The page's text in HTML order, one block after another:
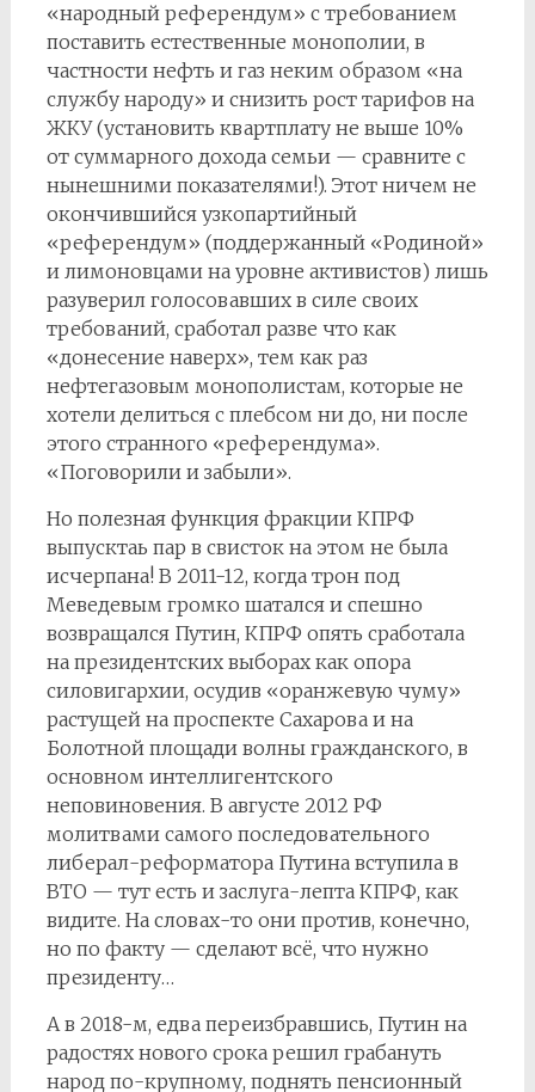
«народный референдум» с требованием
поставить естественные монополии, в
частности нефть и газ неким образом «на
службу народу» и снизить рост тарифов на
ЖКУ (установить квартплату не выше 10%
от суммарного дохода семьи — сравните с
нынешними показателями!). Этот ничем не
окончившийся узкопартийный
«референдум» (поддержанный «Родиной»
и лимоновцами на уровне активистов) лишь
разуверил голосовавших в силе своих
требований, сработал разве что как
«донесение наверх», тем как раз
нефтегазовым монополистам, которые не
хотели делиться с плебсом ни до, ни после
этого странного «референдума».
«Поговорили и забыли».
Но полезная функция фракции КПРФ
выпусктаь пар в свисток на этом не была
исчерпана! В 2011-12, когда трон под
Меведевым громко шатался и спешно
возвращался Путин, КПРФ опять сработала
на президентских выборах как опора
силовигархии, осудив «оранжевую чуму»
растущей на проспекте Сахарова и на
Болотной площади волны гражданского, в
основном интеллигентского
неповиновения. В августе 2012 РФ
молитвами самого последовательного
либерал-реформатора Путина вступила в
ВТО — тут есть и заслуга-лепта КПРФ, как
видите. На словах-то они против, конечно,
но по факту — сделают всё, что нужно
президенту…
А в 2018-м, едва переизбравшись, Путин на
радостях нового срока решил грабануть
народ по-крупному, поднять пенсионный